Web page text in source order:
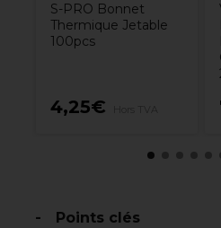
S-PRO Bonnet
Thermique Jetable
100pcs
4,25€
Points clés